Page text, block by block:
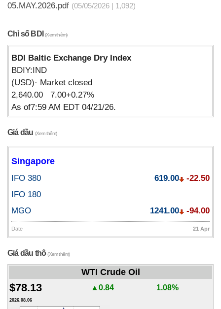
05.MAY.2026.pdf (05/05/2026 | 1,092)
Chỉ số BDI(Xem thêm)
BDI Baltic Exchange Dry Index
BDIY:IND
(USD)· Market closed
2,640.00 7.00+0.27%
As of7:59 AM EDT 04/21/26.
Giá dầu (Xem thêm)
Singapore
IFO 380 619.00
-22.50
IFO 180
MGO
1241.00 -94.00
Date 21 Apr
Giá dầu thô(Xem thêm)
WTI Crude Oil
$78.13 ▲0.84 1.08%
2026.08.06